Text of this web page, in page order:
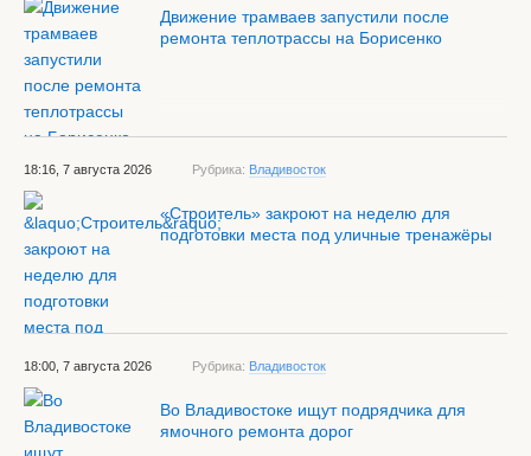
Движение трамваев запустили после
ремонта теплотрассы на Борисенко
18:16, 7 августа 2026 Рубрика: Владивосток
«Строитель» закроют на неделю для
подготовки места под уличные тренажёры
18:00, 7 августа 2026 Рубрика: Владивосток
Во Владивостоке ищут подрядчика для
ямочного ремонта дорог